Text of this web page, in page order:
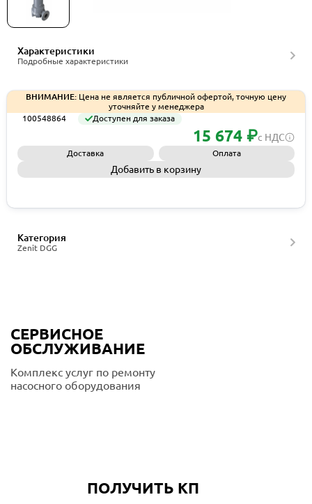
Характеристики
Подробные характеристики
ВНИМАНИЕ: Цена не является публичной офертой, точную цену
уточняйте у менеджера
100548864
Доступен для заказа
15 674 ₽с НДС
Доставка Оплата
Добавить в корзину
Zenit DGG
Категория
СЕРВИСНОЕ
ОБСЛУЖИВАНИЕ
Комплекс услуг по ремонту
насосного оборудования
ПОЛУЧИТЬ КП